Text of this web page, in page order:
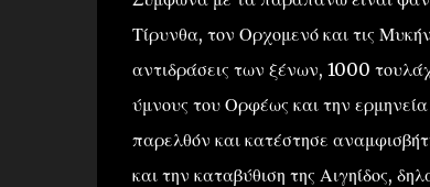
Τίρυνθα, τον Ορχομενό και τις
αντιδράσεις των ξένων, 1000
ύμνους του Ορφέως και την
παρελθόν και κατέστησε
και την καταβύθιση της Αιγηίδος,